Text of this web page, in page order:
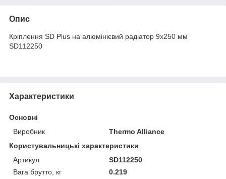
Опис
Кріплення SD Plus на алюмінієвий радіатор 9х250 мм
SD112250
Характеристики
Основні
Виробник
Thermo Alliance
Користувальницькі характеристики
Артикул
SD112250
Вага брутто, кг
0.219